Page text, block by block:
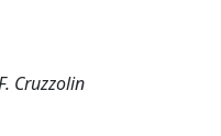
Cruzzolin